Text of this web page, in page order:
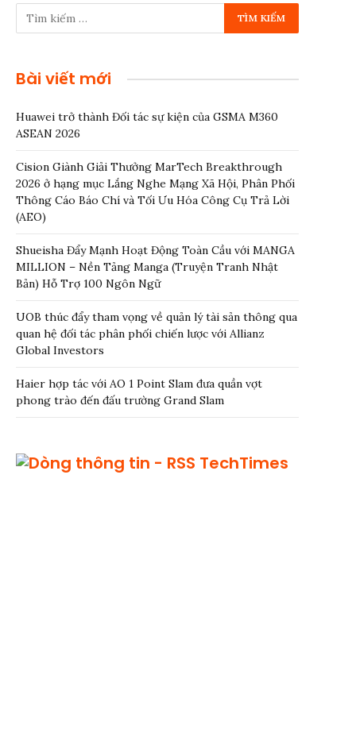
Bài viết mới
Huawei trở thành Đối tác sự kiện của GSMA M360
ASEAN 2026
Cision Giành Giải Thưởng MarTech Breakthrough
2026 ở hạng mục Lắng Nghe Mạng Xã Hội, Phân Phối
Thông Cáo Báo Chí và Tối Ưu Hóa Công Cụ Trả Lời
(AEO)
Shueisha Đẩy Mạnh Hoạt Động Toàn Cầu với MANGA
MILLION – Nền Tảng Manga (Truyện Tranh Nhật
Bản) Hỗ Trợ 100 Ngôn Ngữ
UOB thúc đẩy tham vọng về quản lý tài sản thông qua
quan hệ đối tác phân phối chiến lược với Allianz
Global Investors
Haier hợp tác với AO 1 Point Slam đưa quần vợt
phong trào đến đấu trường Grand Slam
TechTimes